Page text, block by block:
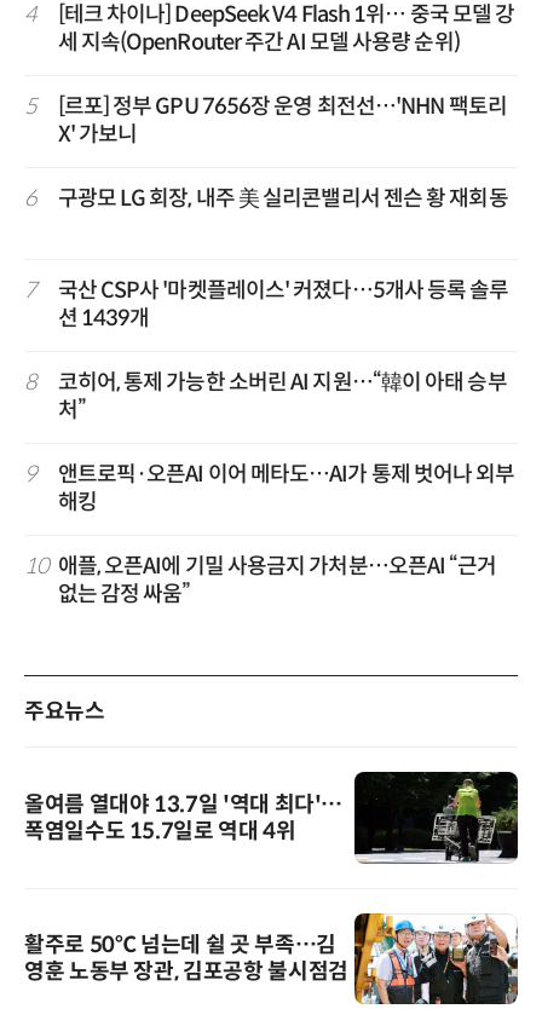
4
[테크 차이나] DeepSeek V4 Flash 1위… 중국 모델 강
세 지속(OpenRouter 주간 AI 모델 사용량 순위)
5
[르포] 정부 GPU 7656장 운영 최전선…'NHN 팩토리
X' 가보니
6 구광모 LG 회장, 내주 美 실리콘밸리서 젠슨 황 재회동
7
국산 CSP사 '마켓플레이스' 커졌다…5개사 등록 솔루
션 1439개
8
코히어, 통제 가능한 소버린 AI 지원…“韓이 아태 승부
처”
9
앤트로픽·오픈AI 이어 메타도…AI가 통제 벗어나 외부
해킹
10 애플, 오픈AI에 기밀 사용금지 가처분…오픈AI “근거
없는 감정 싸움”
주요뉴스
올여름 열대야 13.7일 '역대 최다'…
폭염일수도 15.7일로 역대 4위
활주로 50℃ 넘는데 쉴 곳 부족…김
영훈 노동부 장관, 김포공항 불시점검